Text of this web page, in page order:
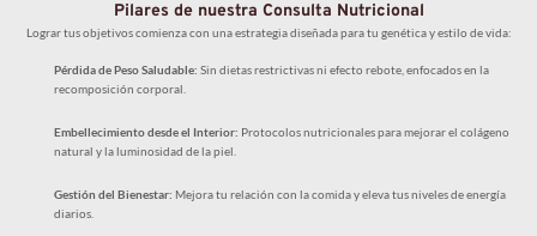
Pilares de nuestra Consulta Nutricional
Lograr tus objetivos comienza con una estrategia diseñada para tu genética y estilo de vida:
Pérdida de Peso Saludable: Sin dietas restrictivas ni efecto rebote, enfocados en la
recomposición corporal.
Embellecimiento desde el Interior: Protocolos nutricionales para mejorar el colágeno
natural y la luminosidad de la piel.
Gestión del Bienestar: Mejora tu relación con la comida y eleva tus niveles de energía
diarios.